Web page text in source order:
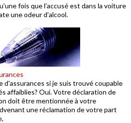
fois que l’accusé est dans la voiture
une odeur d’alcool.
d'assurances si je suis trouvé coupable
affaiblies? Oui. Votre déclaration de
doit être mentionnée à votre
une réclamation de votre part